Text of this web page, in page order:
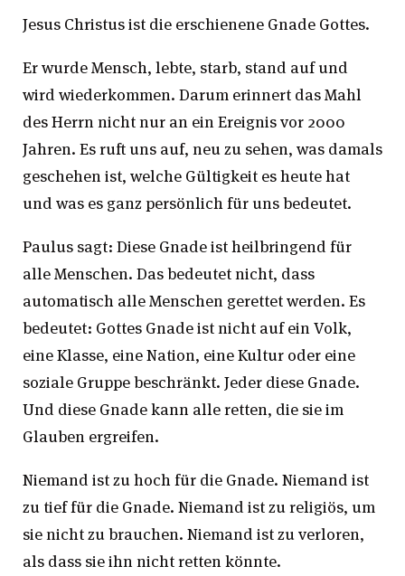
Jesus Christus ist die erschienene Gnade Gottes.
Er wurde Mensch, lebte, starb, stand auf und
wird wiederkommen. Darum erinnert das Mahl
des Herrn nicht nur an ein Ereignis vor 2000
Jahren. Es ruft uns auf, neu zu sehen, was damals
geschehen ist, welche Gültigkeit es heute hat
und was es ganz persönlich für uns bedeutet.
Paulus sagt: Diese Gnade ist heilbringend für
alle Menschen. Das bedeutet nicht, dass
automatisch alle Menschen gerettet werden. Es
bedeutet: Gottes Gnade ist nicht auf ein Volk,
eine Klasse, eine Nation, eine Kultur oder eine
soziale Gruppe beschränkt. Jeder diese Gnade.
Und diese Gnade kann alle retten, die sie im
Glauben ergreifen.
Niemand ist zu hoch für die Gnade. Niemand ist
zu tief für die Gnade. Niemand ist zu religiös, um
sie nicht zu brauchen. Niemand ist zu verloren,
als dass sie ihn nicht retten könnte.